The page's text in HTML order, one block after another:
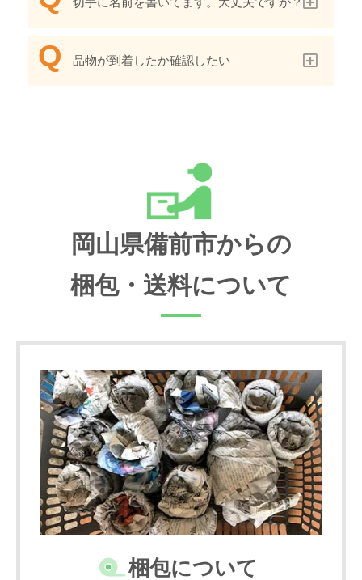
品物が到着したか確認したい
岡山県備前市からの
梱包・送料について
梱包について